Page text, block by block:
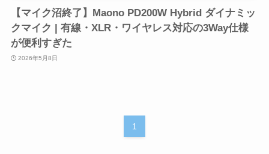
【マイク沼終了】Maono PD200W Hybrid ダイナミッ
クマイク | 有線・XLR・ワイヤレス対応の3Way仕様
が便利すぎた
2026年5月8日
1